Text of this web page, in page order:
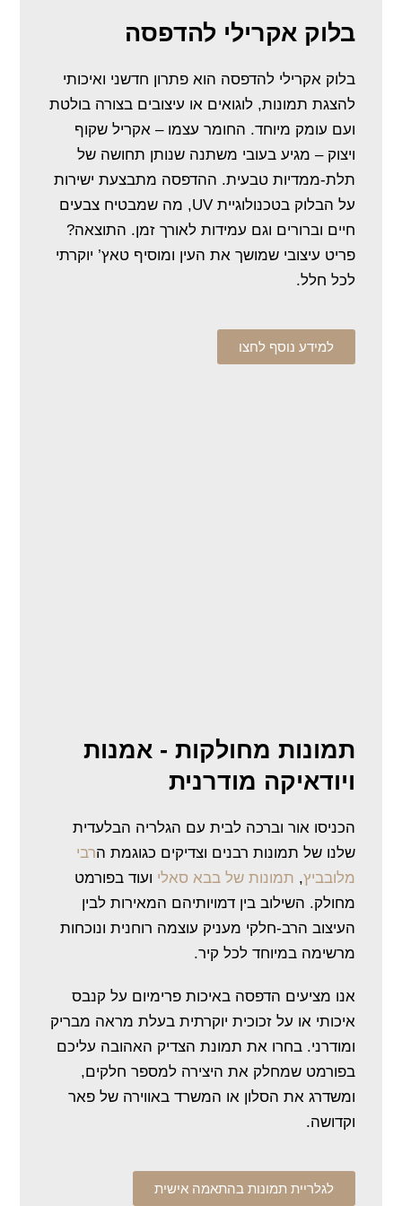
בלוק אקרילי להדפסה
בלוק אקרילי להדפסה הוא פתרון חדשני ואיכותי
להצגת תמונות, לוגואים או עיצובים בצורה בולטת
ועם עומק מיוחד. החומר עצמו – אקריל שקוף
ויצוק – מגיע בעובי משתנה שנותן תחושה של
תלת-ממדיות טבעית. ההדפסה מתבצעת ישירות
על הבלוק בטכנולוגיית UV, מה שמבטיח צבעים
חיים וברורים וגם עמידות לאורך זמן. התוצאה?
פריט עיצובי שמושך את העין ומוסיף טאץ’ יוקרתי
לכל חלל.
למידע נוסף לחצו
תמונות מחולקות - אמנות
ויודאיקה מודרנית
הכניסו אור וברכה לבית עם הגלריה הבלעדית
שלנו של תמונות רבנים וצדיקים כגוגמת הרבי
מלובביץ, תמונות של בבא סאלי ועוד בפורמט
מחולק. השילוב בין דמויותיהם המאירות לבין
העיצוב הרב-חלקי מעניק עוצמה רוחנית ונוכחות
מרשימה במיוחד לכל קיר.
אנו מציעים הדפסה באיכות פרימיום על קנבס
איכותי או על זכוכית יוקרתית בעלת מראה מבריק
ומודרני. בחרו את תמונת הצדיק האהובה עליכם
בפורמט שמחלק את היצירה למספר חלקים,
ומשדרג את הסלון או המשרד באווירה של פאר
וקדושה.
לגלריית תמונות בהתאמה אישית